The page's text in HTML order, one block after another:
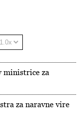
ministrice za
za naravne vire